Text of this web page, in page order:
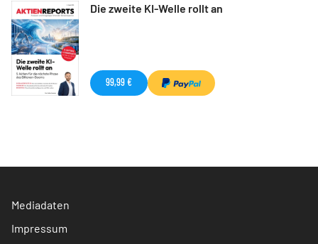
Die zweite KI-Welle rollt an
99,99 €
Mediadaten
Impressum